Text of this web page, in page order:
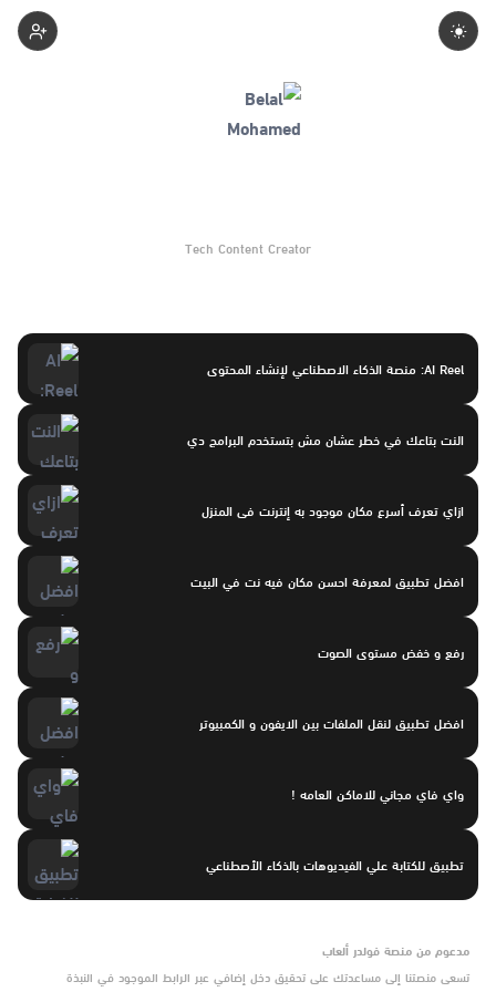
Tech Content Creator
AI Reel: منصة الذكاء الاصطناعي لإنشاء المحتوى
النت بتاعك في خطر عشان مش بتستخدم البرامج دي
ازاي تعرف أسرع مكان موجود به إنترنت فى المنزل
افضل تطبيق لمعرفة احسن مكان فيه نت في البيت
رفع و خفض مستوى الصوت
افضل تطبيق لنقل الملفات بين الايفون و الكمبيوتر
واي فاي مجاني للاماكن العامه !
تطبيق للكتابة علي الفيديوهات بالذكاء الأصطناعي
مدعوم من منصة فولدر ألعاب
تسعى منصتنا إلى مساعدتك على تحقيق دخل إضافي عبر الرابط الموجود في النبذة